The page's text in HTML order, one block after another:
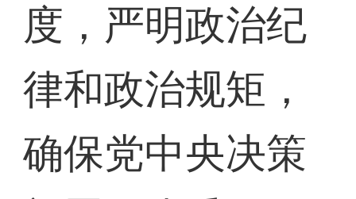
度，严明政治纪
律和政治规矩，
确保党中央决策